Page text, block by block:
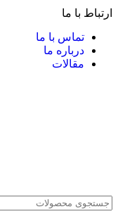
ارتباط با ما
تماس با ما
درباره ما
مقالات